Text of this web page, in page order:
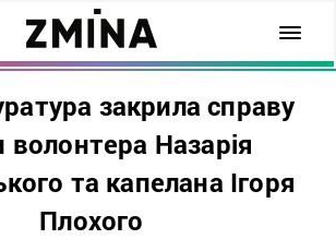
закрила справу
волонтера Назарія
та капелана Ігоря
Плохого